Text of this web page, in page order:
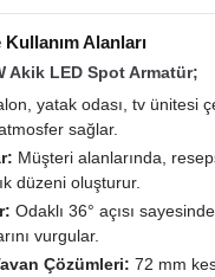
Alanları
Akik LED Spot Armatür;
yatak odası, tv ünitesi
sağlar.
Müşteri alanlarında,
düzeni oluşturur.
Odaklı 36° açısı
vurgular.
Çözümleri: 72 mm